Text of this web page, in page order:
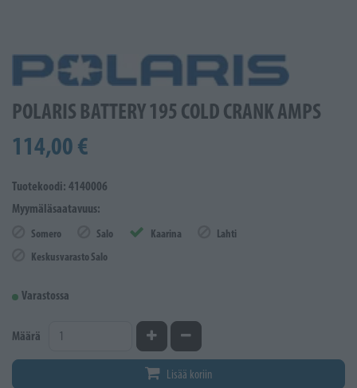
POLARIS BATTERY 195 COLD CRANK AMPS
114,00 €
Tuotekoodi: 4140006
Myymäläsaatavuus:
Somero Salo Kaarina
Lahti
Keskusvarasto Salo
Varastossa
Määrä Kasvata määrääVähennä määrää
Lisää koriin